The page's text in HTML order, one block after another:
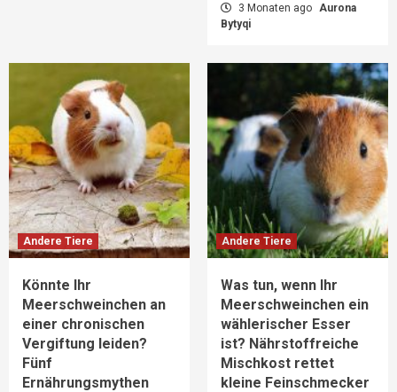
3 Monaten ago Aurona
Bytyqi
Andere Tiere
Könnte Ihr
Meerschweinchen an
einer chronischen
Vergiftung leiden?
Fünf
Ernährungsmythen
Andere Tiere
Was tun, wenn Ihr
Meerschweinchen ein
wählerischer Esser
ist? Nährstoffreiche
Mischkost rettet
kleine Feinschmecker